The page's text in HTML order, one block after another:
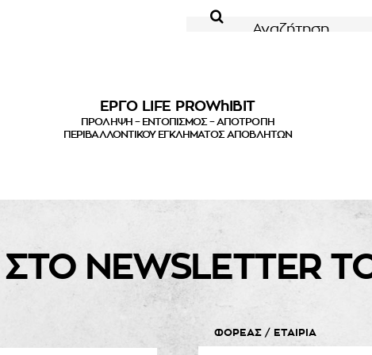
ΕΡΓΟ LIFE PROWhIBIT
ΠΡΟΛΗΨΗ – ΕΝΤΟΠΙΣΜΟΣ – ΑΠΟΤΡΟΠΗ
ΠΕΡΙΒΑΛΛΟΝΤΙΚΟΥ ΕΓΚΛΗΜΑΤΟΣ ΑΠΟΒΛΗΤΩΝ
NEWSLETTER
ΦΟΡΕΑΣ / ΕΤΑΙΡΙΑ